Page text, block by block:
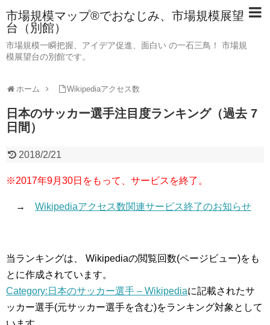
市場規模マップ®でおなじみ、市場規模展望
台（別館）
市場規模一瞬把握、アイデア促進、面白い の一石三鳥！ 市場規
模展望台の別館です。
ホーム Wikipediaアクセス数
日本のサッカー選手注目度ランキング（過去 7
日間）
2018/2/21
※2017年9月30日をもって、サービスを終了。
→ Wikipediaアクセス数関連サービス終了のお知らせ
当ランキングは、 Wikipediaの閲覧回数(ページビュー)をも
とに作成されています。
Category:日本のサッカー選手 – Wikipediaに記載されたサ
ッカー選手(元サッカー選手を含む)をランキング対象として